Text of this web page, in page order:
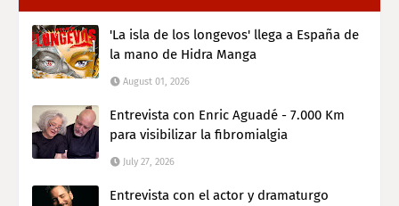
'La isla de los longevos' llega a España de
la mano de Hidra Manga
August 01, 2026
Entrevista con Enric Aguadé - 7.000 Km
para visibilizar la fibromialgia
July 27, 2026
Entrevista con el actor y dramaturgo